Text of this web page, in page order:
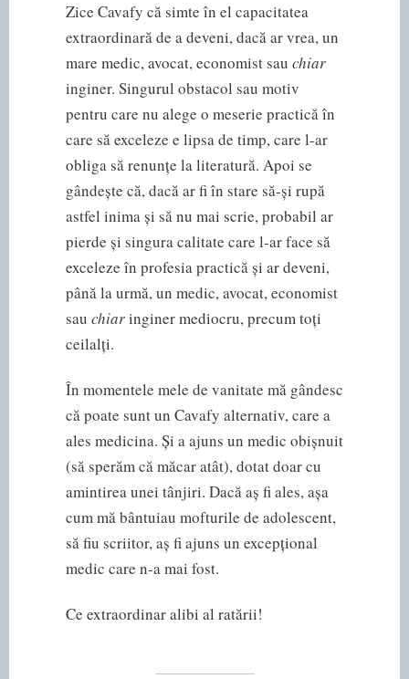
Zice Cavafy că simte în el capacitatea
extraordinară de a deveni, dacă ar vrea, un
mare medic, avocat, economist sau chiar
inginer. Singurul obstacol sau motiv
pentru care nu alege o meserie practică în
care să exceleze e lipsa de timp, care l-ar
obliga să renunțe la literatură. Apoi se
gândește că, dacă ar fi în stare să-și rupă
astfel inima și să nu mai scrie, probabil ar
pierde și singura calitate care l-ar face să
exceleze în profesia practică și ar deveni,
până la urmă, un medic, avocat, economist
sau chiaringiner mediocru, precum toți
ceilalți.
În momentele mele de vanitate mă gândesc
că poate sunt un Cavafy alternativ, care a
ales medicina. Și a ajuns un medic obișnuit
(să sperăm că măcar atât), dotat doar cu
amintirea unei tânjiri. Dacă aș fi ales, așa
cum mă bântuiau mofturile de adolescent,
să fiu scriitor, aș fi ajuns un excepțional
medic care n-a mai fost.
Ce extraordinar alibi al ratării!